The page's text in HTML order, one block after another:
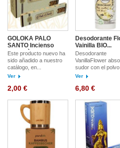
GOLOKA PALO
SANTO Incienso
NATRE`S
Este producto nuevo ha
sido añadido a nuestro
catálogo, en...
Ver
2,00 €
Desodorante
Vainilla BIO...
Desodorante
VanillaFlower
sudor con el
Ver
6,80 €